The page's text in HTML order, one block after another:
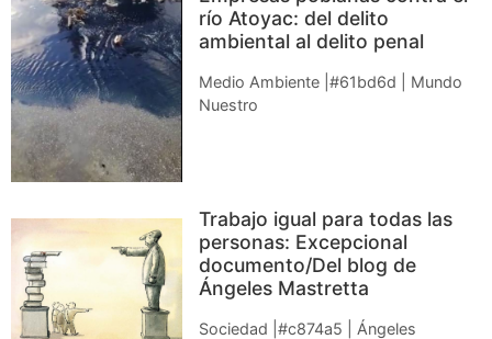
río Atoyac: del delito
ambiental al delito penal
Medio Ambiente |#61bd6d | Mundo
Nuestro
Trabajo igual para todas las
personas: Excepcional
documento/Del blog de
Ángeles Mastretta
Sociedad |#c874a5 | Ángeles